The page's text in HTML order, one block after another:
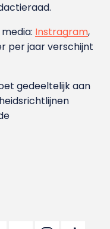
Instragram,
per jaar verschijnt
gedeeltelijk aan